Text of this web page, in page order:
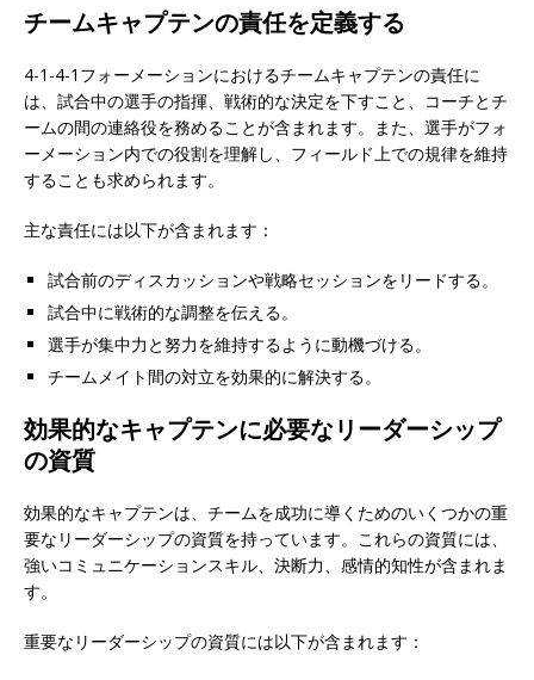
チームキャプテンの責任を定義する
4-1-4-1フォーメーションにおけるチームキャプテンの責任に
は、試合中の選手の指揮、戦術的な決定を下すこと、コーチとチ
ームの間の連絡役を務めることが含まれます。また、選手がフォ
ーメーション内での役割を理解し、フィールド上での規律を維持
することも求められます。
主な責任には以下が含まれます：
試合前のディスカッションや戦略セッションをリードする。
試合中に戦術的な調整を伝える。
選手が集中力と努力を維持するように動機づける。
チームメイト間の対立を効果的に解決する。
効果的なキャプテンに必要なリーダーシップ
の資質
効果的なキャプテンは、チームを成功に導くためのいくつかの重
要なリーダーシップの資質を持っています。これらの資質には、
強いコミュニケーションスキル、決断力、感情的知性が含まれま
す。
重要なリーダーシップの資質には以下が含まれます：